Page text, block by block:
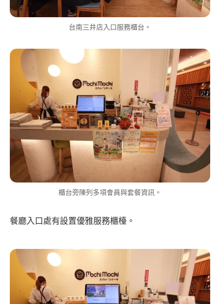
台南三井店入口服務櫃台。
櫃台旁陳列多項會員與套餐資訊。
餐廳入口處有設置優雅服務櫃檯。